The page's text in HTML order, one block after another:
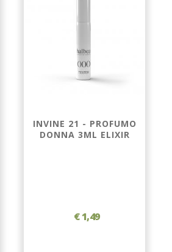
INVINE 21 - PROFUMO
DONNA 3ML ELIXIR
€ 1,49